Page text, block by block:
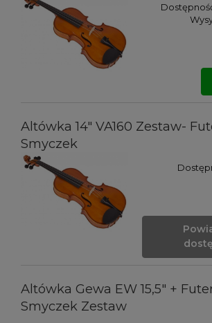
Altówka 14" VA160 Zestaw-
Smyczek
Altówka Gewa EW 15,5" +
Smyczek Zestaw